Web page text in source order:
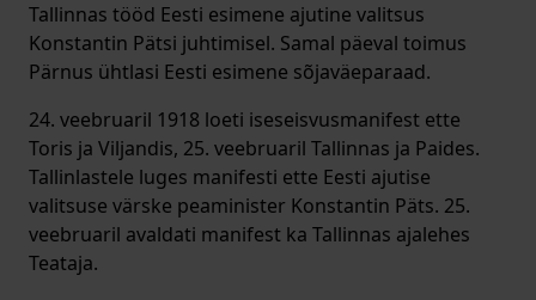
Tallinnas tööd Eesti esimene ajutine valitsus
Konstantin Pätsi juhtimisel. Samal päeval toimus
Pärnus ühtlasi Eesti esimene sõjaväeparaad.
24. veebruaril 1918 loeti iseseisvusmanifest ette
Toris ja Viljandis, 25. veebruaril Tallinnas ja Paides.
Tallinlastele luges manifesti ette Eesti ajutise
valitsuse värske peaminister Konstantin Päts. 25.
veebruaril avaldati manifest ka Tallinnas ajalehes
Teataja.